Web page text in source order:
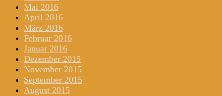
Mai 2016
April 2016
März 2016
Februar 2016
Januar 2016
Dezember 2015
November 2015
September 2015
August 2015